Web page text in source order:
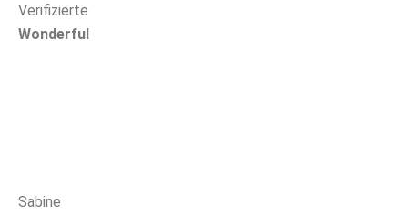
Verifizierte
Wonderful
Sabine